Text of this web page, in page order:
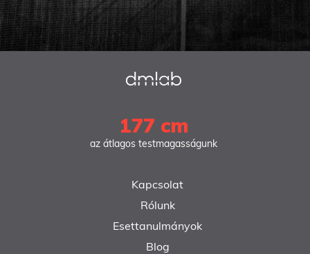
177 cm
az átlagos testmagasságunk
Kapcsolat
Rólunk
Esettanulmányok
Blog